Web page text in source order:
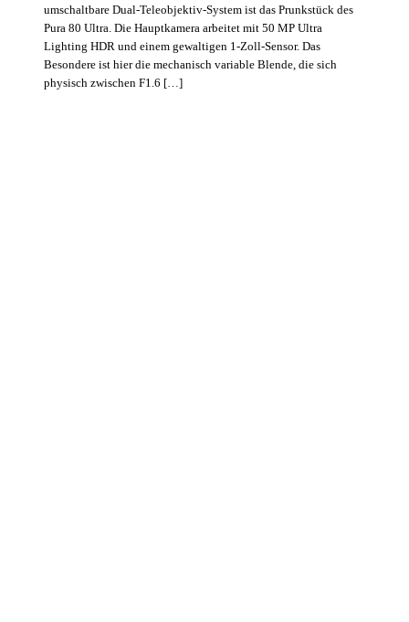
umschaltbare Dual-Teleobjektiv-System ist das Prunkstück des
Pura 80 Ultra. Die Hauptkamera arbeitet mit 50 MP Ultra
Lighting HDR und einem gewaltigen 1-Zoll-Sensor. Das
Besondere ist hier die mechanisch variable Blende, die sich
physisch zwischen F1.6 […]